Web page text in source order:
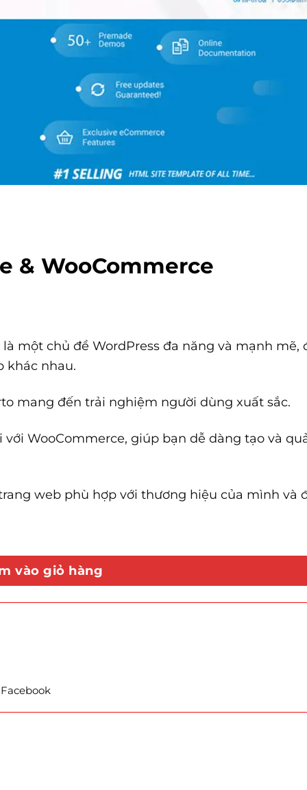
& WooCommerce
là một chủ đề WordPress đa năng và mạnh mẽ,
khác nhau.
mang đến trải nghiệm người dùng xuất sắc.
WooCommerce, giúp bạn dễ dàng tạo và
web phù hợp với thương hiệu của mình và
vào giỏ hàng